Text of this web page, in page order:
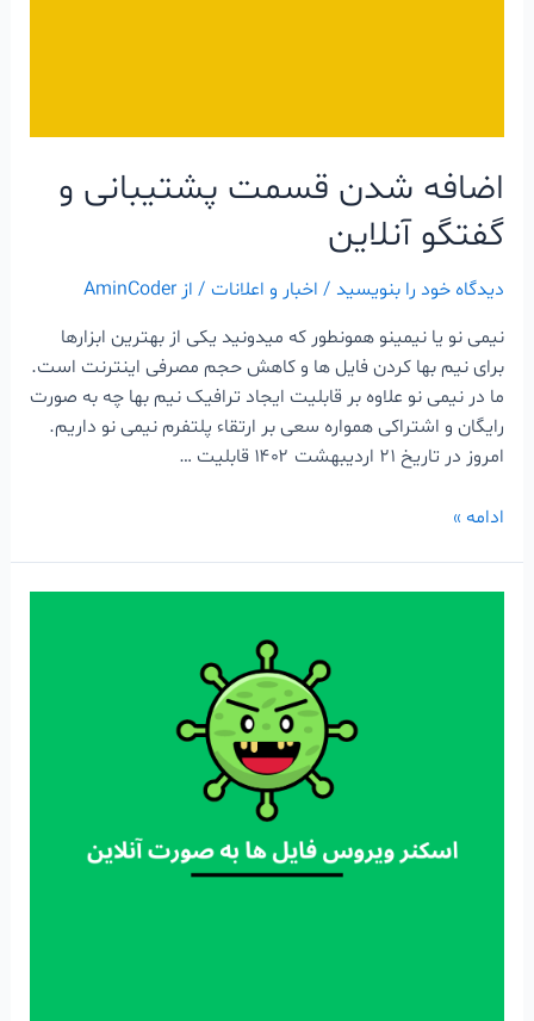
اضافه شدن قسمت پشتیبانی و
گفتگو آنلاین
دیدگاه‌ خود را بنویسید / اخبار و اعلانات / ازAminCoder
نیمی نو یا نیمینو همونطور که میدونید یکی از بهترین ابزارها
برای نیم بها کردن فایل ها و کاهش حجم مصرفی اینترنت است.
ما در نیمی نو علاوه بر قابلیت ایجاد ترافیک نیم بها چه به صورت
رایگان و اشتراکی همواره سعی بر ارتقاء پلتفرم نیمی نو داریم.
امروز در تاریخ ۲۱ اردیبهشت ۱۴۰۲ قابلیت …
ادامه »